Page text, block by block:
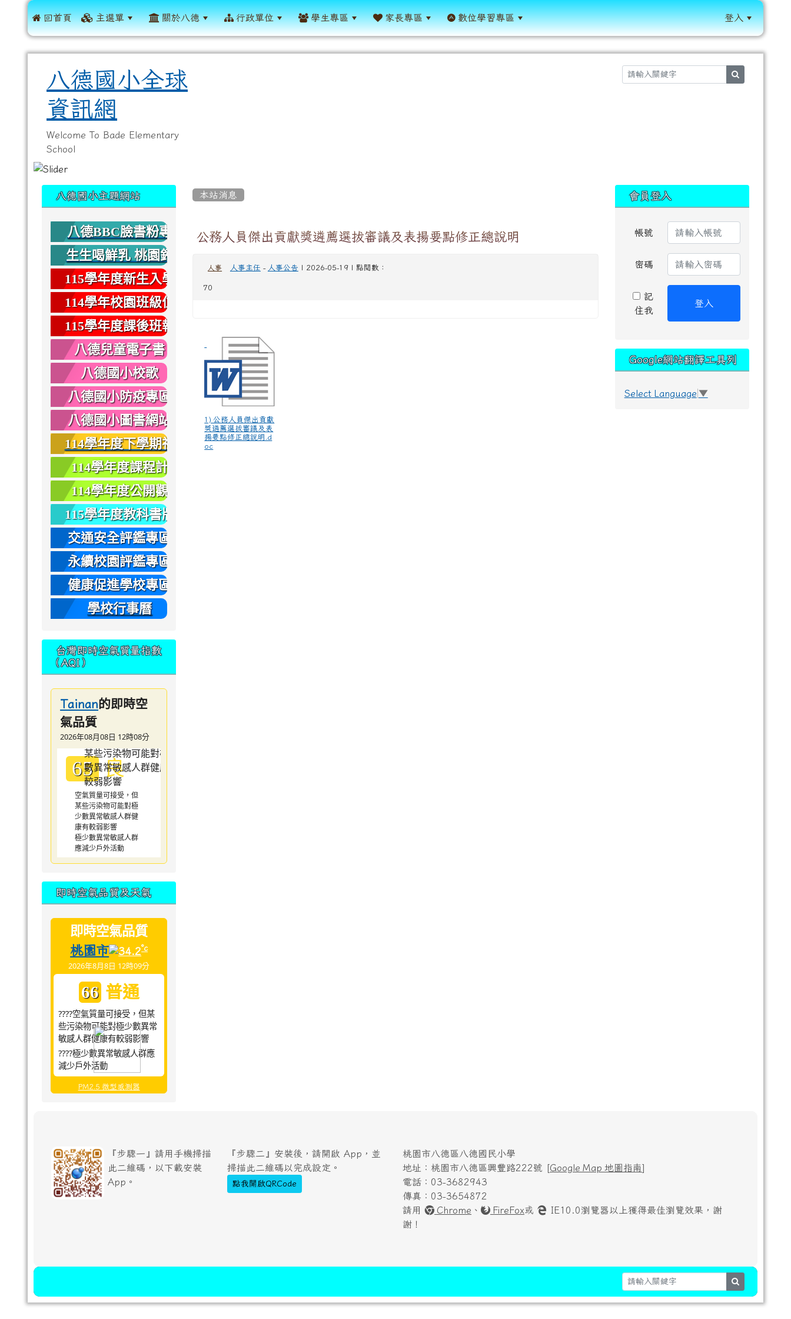
 回首頁 主選單 關於八德 行政單位 學生專區 家長專區 數位學習專區 登入
八德國小全球
資訊網
Welcome To Bade Elementary
School
本站消息
公務人員傑出貢獻獎遴薦選拔審議及表揚要點修正總說明
人事 人事主任 - 人事公告 | 2026-05-19 | 點閱數：
70
1) 公務人員傑出貢獻
獎遴薦選拔審議及表
揚要點修正總說明.d
oc
八德國小主題網站
八德BBC臉書粉專
生生喝鮮乳 桃園鈣
健康
115學年度新生入學
專區
114學年校園班級位
置圖
115學年度課後班報
名
八德兒童電子書
八德國小校歌
八德國小防疫專區
八德國小圖書網站
114學年度下學期社
團報名
114學年度課程計
畫
114學年度公開觀
課
115學年度教科書版
本
交通安全評鑑專區
永續校園評鑑專區
健康促進學校專區
學校行事曆
台灣即時空氣質量指數
（AQI）
Tainan的即時空
氣品質
2026年08月08日 12時08分
65 良
空氣質量可接受，但
某些污染物可能對極
少數異常敏感人群健
康有較弱影響
極少數異常敏感人群
應減少戶外活動
即時空氣品質及天氣
即時空氣品質
桃園市 34.2°c
2026年8月8日 12時09分
66 普通
????空氣質量可接受，但某
些污染物可能對極少數異常
敏感人群健康有較弱影響
????極少數異常敏感人群應
減少戶外活動
PM2.5 微型感測器
會員登入
帳號
密碼
記
住我
登入
Google網站翻譯工具列
Select Language ▼
『步驟一』請用手機掃描
此二維碼，以下載安裝
App。
『步驟二』安裝後，請開啟 App，並
掃描此二維碼以完成設定。
點我開啟QRCode
桃園市八德區八德國民小學
地址：桃園市八德區興豐路222號 [Google Map 地圖指南]
電話：03-3682943
傳真：03-3654872
請用
Chrome 、 FireFox或
IE10.0瀏覽器以上獲得最佳瀏覽效果，謝
謝！